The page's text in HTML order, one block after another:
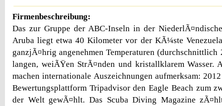
Firmenbeschreibung:
Das zur Gruppe der ABC-Inseln in der
Aruba liegt etwa 40 Kilometer vor der KÃ¼ste
ganzjÃ¤hrig angenehmen Temperaturen
langen, weiÃŸen StrÃ¤nden und kristallklarem Wasser.
machen internationale Auszeichnungen aufmerksam:
Bewertungsplattform Tripadvisor den Eagle Beach zum
der Welt gewÃ¤hlt. Das Scuba Diving Magazine